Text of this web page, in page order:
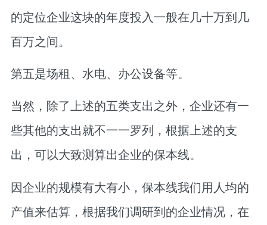
的定位企业这块的年度投入一般在几十万到几
百万之间。
第五是场租、水电、办公设备等。
当然，除了上述的五类支出之外，企业还有一
些其他的支出就不一一罗列，根据上述的支
出，可以大致测算出企业的保本线。
因企业的规模有大有小， 保本线我们用人均的
产值来估算， 根据我们调研到的企业情况，在